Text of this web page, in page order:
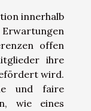
innerhalb
offen
ihre
wird.
und faire
wie eines